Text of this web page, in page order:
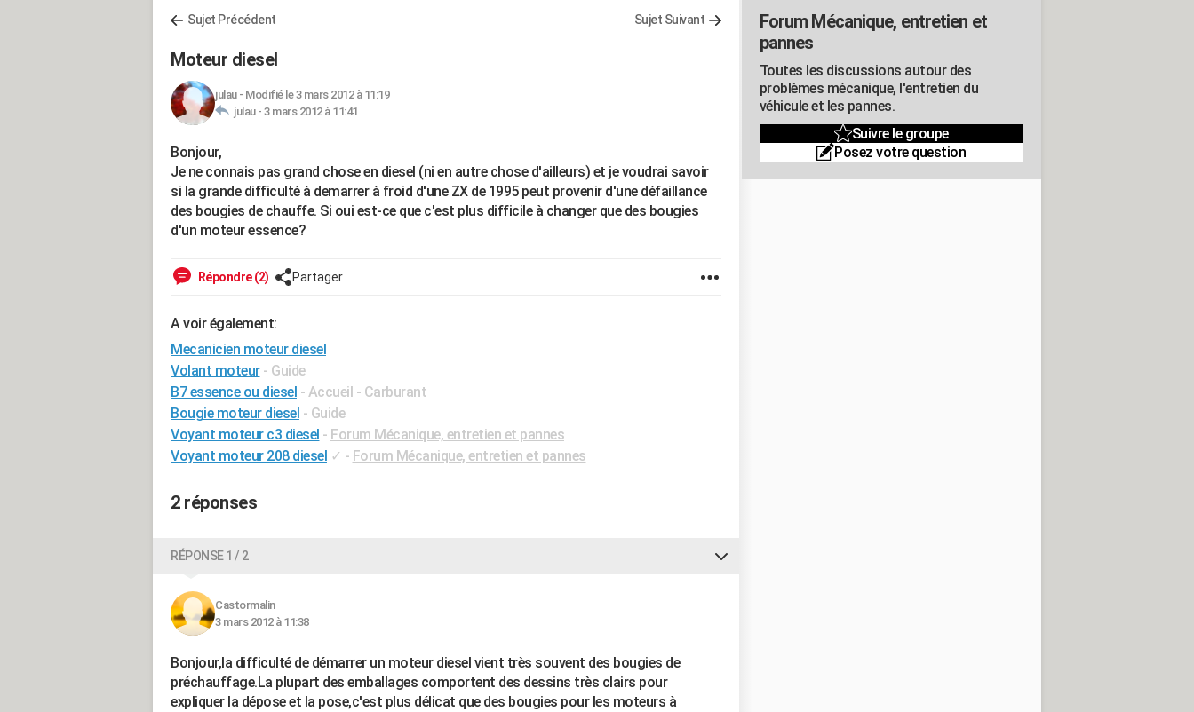
Sujet Précédent Sujet Suivant
Moteur diesel
julau- Modifié le 3 mars 2012 à 11:19
julau - 3 mars 2012 à 11:41
Bonjour,
Je ne connais pas grand chose en diesel (ni en autre chose d'ailleurs) et je voudrai savoir
si la grande difficulté à demarrer à froid d'une ZX de 1995 peut provenir d'une défaillance
des bougies de chauffe. Si oui est-ce que c'est plus difficile à changer que des bougies
d'un moteur essence?
Répondre (2) Partager
A voir également:
Mecanicien moteur diesel
Volant moteur - Guide
B7 essence ou diesel - Accueil - Carburant
Bougie moteur diesel - Guide
Voyant moteur c3 diesel - Forum Mécanique, entretien et pannes
Voyant moteur 208 diesel ✓ - Forum Mécanique, entretien et pannes
2 réponses
RÉPONSE 1 / 2
Castormalin
3 mars 2012 à 11:38
Bonjour,la difficulté de démarrer un moteur diesel vient très souvent des bougies de
préchauffage.La plupart des emballages comportent des dessins très clairs pour
expliquer la dépose et la pose,c'est plus délicat que des bougies pour les moteurs à
Forum Mécanique, entretien et
pannes
Toutes les discussions autour des
problèmes mécanique, l'entretien du
véhicule et les pannes.
Suivre le groupe
Posez votre question